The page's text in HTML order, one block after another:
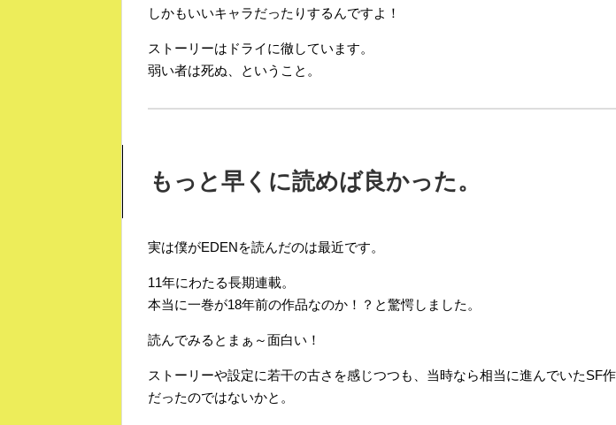
しかもいいキャラだったりするんですよ！
ストーリーはドライに徹しています。
弱い者は死ぬ、ということ。
もっと早くに読めば良かった。
実は僕がEDENを読んだのは最近です。
11年にわたる長期連載。
本当に一巻が18年前の作品なのか！？と驚愕しました。
読んでみるとまぁ～面白い！
ストーリーや設定に若干の古さを感じつつも、当時なら相当に進んでいたSF
だったのではないかと。